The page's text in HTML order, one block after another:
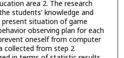
area 2. The research
students' knowledge and
situation of game
observing plan for each
oneself from computer
collected from step 2